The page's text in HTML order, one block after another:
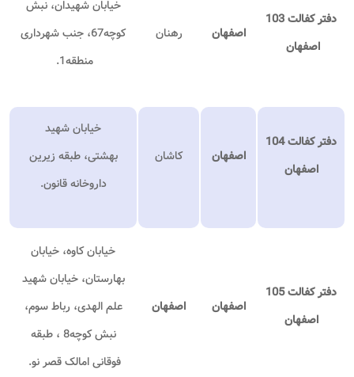
دفتر کفالت 103
اصفهان
اصفهان رهنان
خیابان شهیدان، نبش
کوچه67، جنب شهرداری
منطقه1.
دفتر کفالت 104
اصفهان
اصفهان کاشان
خیابان شهید
بهشتی، طبقه زیرین
داروخانه قانون.
دفتر کفالت 105
اصفهان
اصفهان اصفهان
خیابان کاوه، خیابان
بهارستان، خیابان شهید
علم الهدی، رباط سوم،
نبش کوچه8 ، طبقه
فوقانی امالک قصر نو.